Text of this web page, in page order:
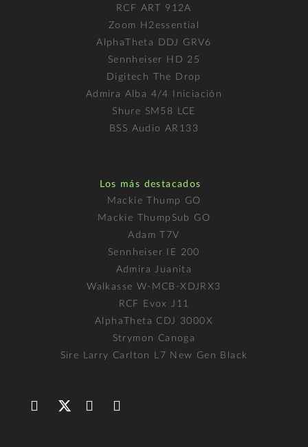
RCF ART 912A
Zoom H2essential
AlphaTheta DDJ GRV6
Sennheiser HD 25
Digitech The Drop
Admira Alba 4/4 Iniciación
Shure SM58 LCE
BSS Audio AR133
Los más destacados
Mackie Thump GO
Mackie ThumpSub GO
Adam T7V
Sennheiser IE 200
Admira Juanita
Walkasse W-MCB-XDJRX3
RCF Evox J11
AlphaTheta CDJ 3000X
Strymon Canoga
Sire Larry Carlton L7 New Gen Black